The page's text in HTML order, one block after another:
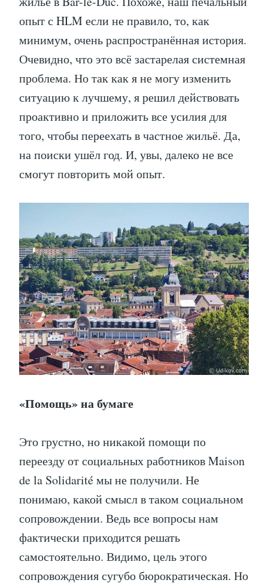
опыт с HLM если не правило, то, как
минимум, очень распространённая история.
Очевидно, что это всё застарелая системная
проблема. Но так как я не могу изменить
ситуацию к лучшему, я решил действовать
проактивно и приложить все усилия для
того, чтобы переехать в частное жильё. Да,
на поиски ушёл год. И, увы, далеко не все
смогут повторить мой опыт.
«Помощь» на бумаге
Это грустно, но никакой помощи по
переезду от социальных работников Maison
de la Solidarité мы не получили. Не
понимаю, какой смысл в таком социальном
сопровождении. Ведь все вопросы нам
фактически приходится решать
самостоятельно. Видимо, цель этого
сопровождения сугубо бюрократическая. Но